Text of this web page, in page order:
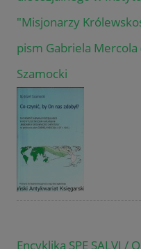
"Misjonarzy
pism Gabriela
Szamocki
Encyklika SPE SALVI /